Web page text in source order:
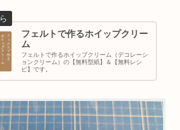
フェルトで作るホイップクリー
ム
フェルトで作るホイップクリーム（デコレーシ
ョンクリーム）の【無料型紙】＆【無料レシ
ピ】です。